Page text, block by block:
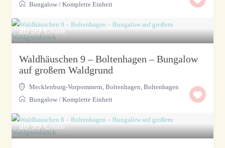
Bungalow /Komplette Einheit
ab 99 €/Nacht
Waldhäuschen 9 – Boltenhagen – Bungalow
auf großem Waldgrund
Mecklenburg-Vorpommern, Boltenhagen,Boltenhagen
Bungalow /Komplette Einheit
ab 99 €/Nacht